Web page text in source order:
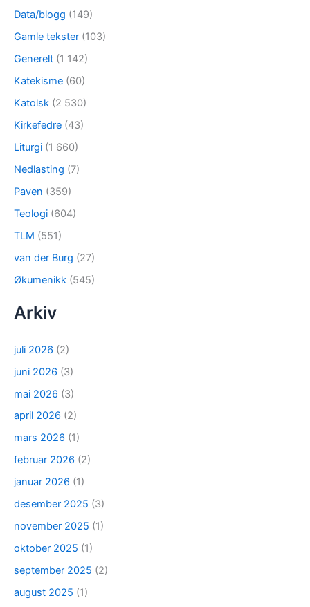
Data/blogg (149)
Gamle tekster (103)
Generelt (1 142)
Katekisme (60)
Katolsk (2 530)
Kirkefedre (43)
Liturgi (1 660)
Nedlasting (7)
Paven (359)
Teologi (604)
TLM (551)
van der Burg (27)
Økumenikk (545)
Arkiv
juli 2026 (2)
juni 2026 (3)
mai 2026 (3)
april 2026 (2)
mars 2026 (1)
februar 2026 (2)
januar 2026 (1)
desember 2025 (3)
november 2025 (1)
oktober 2025 (1)
september 2025 (2)
august 2025 (1)